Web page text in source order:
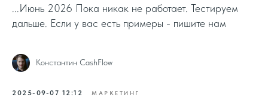
...Июнь 2026 Пока никак не работает. Тестируем
дальше. Если у вас есть примеры - пишите нам
Константин CashFlow
2025-09-07 12:12 МАРКЕТИНГ